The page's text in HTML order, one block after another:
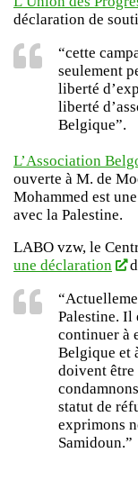
déclaration de
“cette
seulement
liberté
liberté
Belgique”.
L’Association
ouverte à M. de
Mohammed est
avec la Palestine.
LABO vzw, le
une déclaration
Palestine. Il
continuer à
Belgique et
doivent être
statut de
exprimons
Samidoun.”